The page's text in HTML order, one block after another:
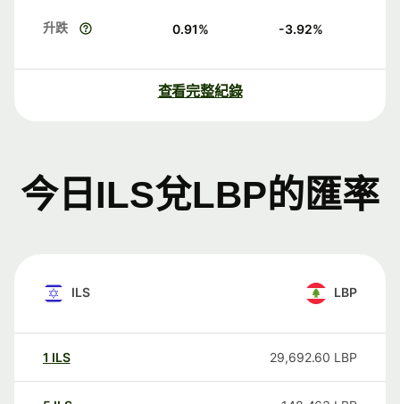
升跌 0.91% -3.92%
查看完整紀錄
今日ILS兌LBP的匯率
ILS LBP
1 ILS 29,692.60 LBP